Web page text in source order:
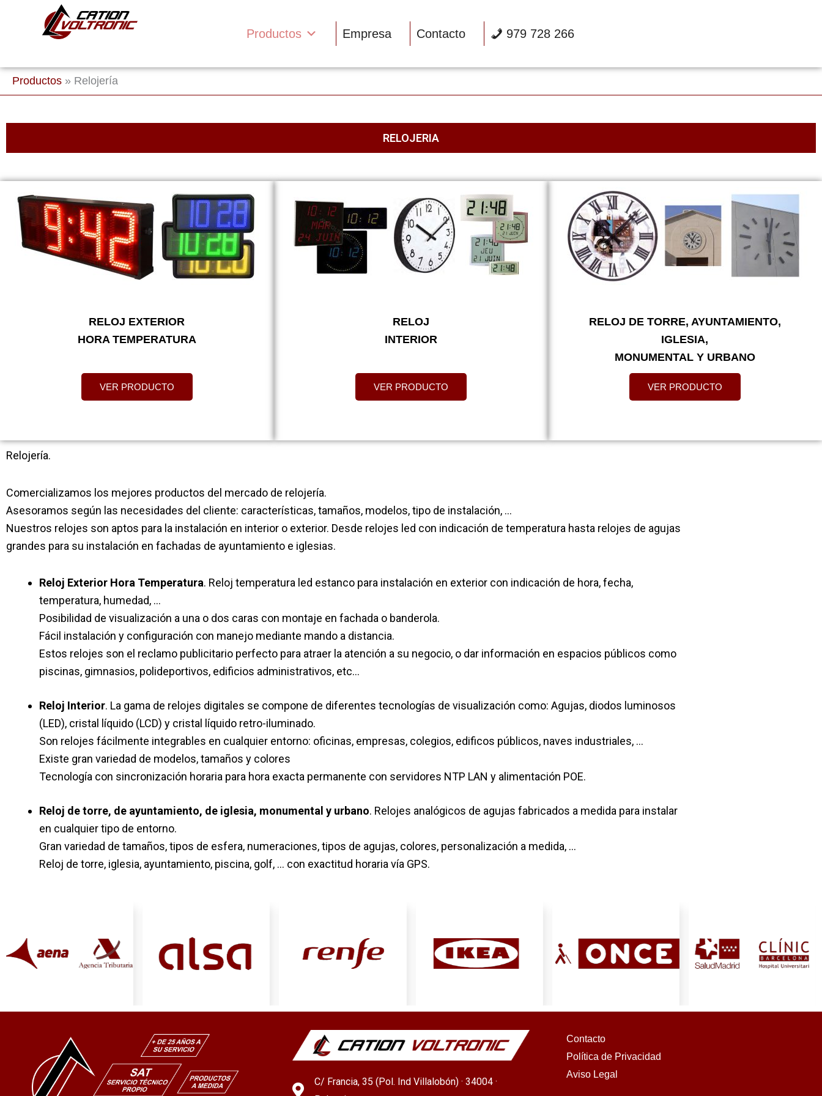
Productos Empresa Contacto 979 728 266
Productos » Relojería
RELOJERIA
RELOJ EXTERIOR
HORA TEMPERATURA
VER PRODUCTO
RELOJ
INTERIOR
VER PRODUCTO
RELOJ DE TORRE, AYUNTAMIENTO,
IGLESIA,
MONUMENTAL Y URBANO
VER PRODUCTO
Relojería.
Comercializamos los mejores productos del mercado de relojería.
Asesoramos según las necesidades del cliente: características, tamaños, modelos, tipo de instalación, …
Nuestros relojes son aptos para la instalación en interior o exterior. Desde relojes led con indicación de temperatura hasta relojes de agujas
grandes para su instalación en fachadas de ayuntamiento e iglesias.
Reloj Exterior Hora Temperatura. Reloj temperatura led estanco para instalación en exterior con indicación de hora, fecha,
temperatura, humedad, …
Posibilidad de visualización a una o dos caras con montaje en fachada o banderola.
Fácil instalación y configuración con manejo mediante mando a distancia.
Estos relojes son el reclamo publicitario perfecto para atraer la atención a su negocio, o dar información en espacios públicos como
piscinas, gimnasios, polideportivos, edificios administrativos, etc…
Reloj Interior. La gama de relojes digitales se compone de diferentes tecnologías de visualización como: Agujas, diodos luminosos
(LED), cristal líquido (LCD) y cristal líquido retro-iluminado.
Son relojes fácilmente integrables en cualquier entorno: oficinas, empresas, colegios, edificos públicos, naves industriales, …
Existe gran variedad de modelos, tamaños y colores
Tecnología con sincronización horaria para hora exacta permanente con servidores NTP LAN y alimentación POE.
Reloj de torre, de ayuntamiento, de iglesia, monumental y urbano. Relojes analógicos de agujas fabricados a medida para instalar
en cualquier tipo de entorno.
Gran variedad de tamaños, tipos de esfera, numeraciones, tipos de agujas, colores, personalización a medida, …
Reloj de torre, iglesia, ayuntamiento, piscina, golf, … con exactitud horaria vía GPS.
C/ Francia, 35 (Pol. Ind Villalobón) · 34004 ·
Contacto
Política de Privacidad
Aviso Legal